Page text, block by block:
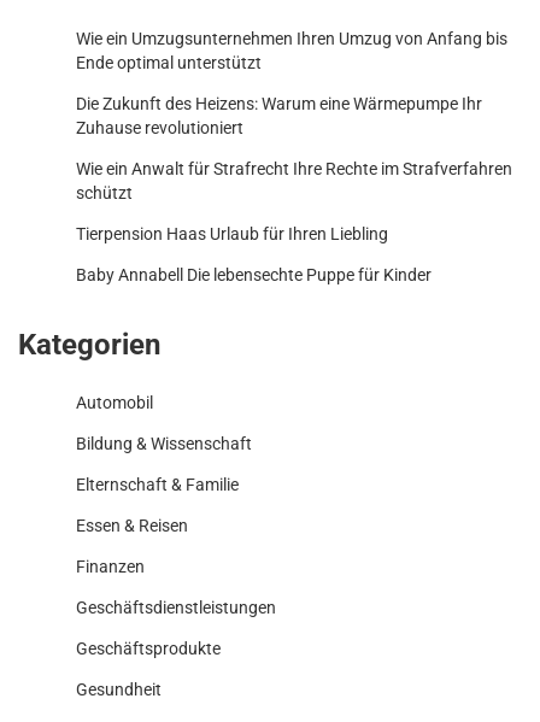
Wie ein Umzugsunternehmen Ihren Umzug von Anfang bis
Ende optimal unterstützt
Die Zukunft des Heizens: Warum eine Wärmepumpe Ihr
Zuhause revolutioniert
Wie ein Anwalt für Strafrecht Ihre Rechte im Strafverfahren
schützt
Tierpension Haas Urlaub für Ihren Liebling
Baby Annabell Die lebensechte Puppe für Kinder
Kategorien
Automobil
Bildung & Wissenschaft
Elternschaft & Familie
Essen & Reisen
Finanzen
Geschäftsdienstleistungen
Geschäftsprodukte
Gesundheit